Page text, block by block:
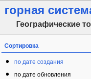
горная
Географические
Сортировка
по дате создания
по дате обновления